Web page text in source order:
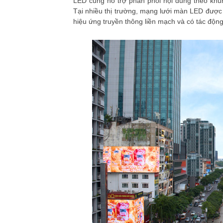
Tại nhiều thị trường, mạng lưới màn LED
hiệu ứng truyền thông liền mạch và có tác